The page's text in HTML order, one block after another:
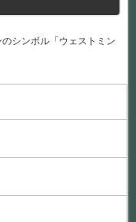
シンボル「ウェストミン